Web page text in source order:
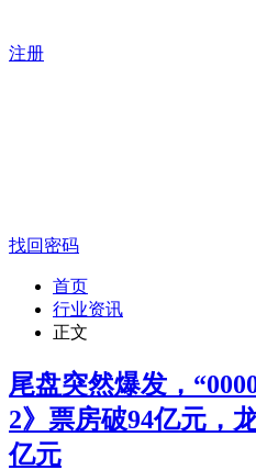
注册
找回密码
首页
行业资讯
正文
尾盘突然爆发，
2》票房破94亿元，
亿元